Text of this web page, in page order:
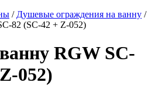
/ Душевые ограждения на ванну /
82 (SC-42 + Z-052)
RGW SC-
052)